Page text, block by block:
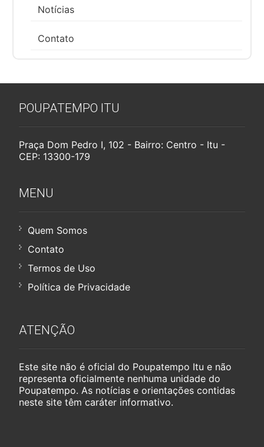
Notícias
Contato
POUPATEMPO ITU
Praça Dom Pedro I, 102 - Bairro: Centro - Itu -
CEP: 13300-179
MENU
Quem Somos
Contato
Termos de Uso
Política de Privacidade
ATENÇÃO
Este site não é oficial do Poupatempo Itu e não
representa oficialmente nenhuma unidade do
Poupatempo. As notícias e orientações contidas
neste site têm caráter informativo.